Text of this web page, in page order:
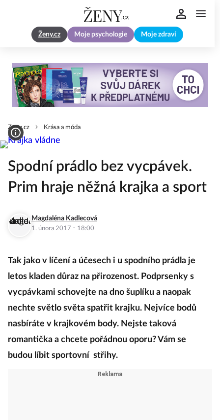
Ženy.cz Moje psychologie Moje zdraví
Zeny.cz Krása a móda
Spodní prádlo bez vycpávek.
Prim hraje něžná krajka a sport
Magdaléna Kadlecová
1. února 2017 · 18:00
Tak jako v líčení a účesech i u spodního prádla je
letos kladen důraz na přirozenost. Podprsenky s
vycpávkami schovejte na dno šuplíku a naopak
nechte světlo světa spatřit krajku. Nejvíce bodů
nasbíráte v krajkovém body. Nejste taková
romantička a chcete pořádnou oporu? Vám se
budou líbit sportovní střihy.